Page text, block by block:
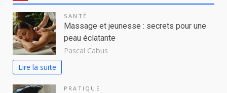
SANTÉ
Massage et jeunesse : secrets pour une
peau éclatante
Pascal Cabus
Lire la suite
PRATIQUE